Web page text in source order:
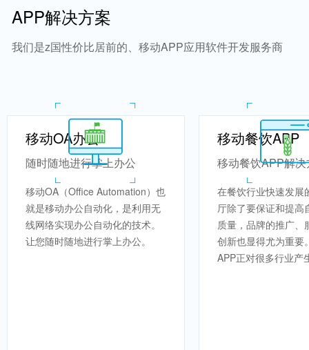
APP解决方案
我们是z国性价比居前的、移动APP应用软件开发服务商
移动OA办公
随时随地进行掌上办公
移动OA（Office Automation）也
就是移动办公自动化，是利用无
线网络实现办公自动化的技术。
让您随时随地进行掌上办公。
移动餐饮APP
移动餐饮APP解决
在餐饮行业快速发展
厅除了要保证和提高
质量，品牌的推广、
创新也显得尤为重要
APP正对很多行业产